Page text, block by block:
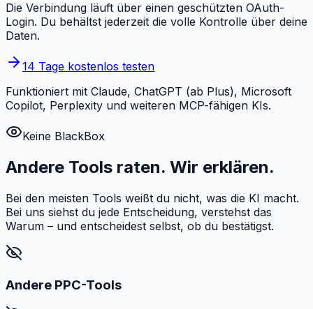
Die Verbindung läuft über einen geschützten OAuth-
Login. Du behältst jederzeit die volle Kontrolle über deine
Daten.
14 Tage kostenlos testen
Funktioniert mit Claude, ChatGPT (ab Plus), Microsoft
Copilot, Perplexity und weiteren MCP-fähigen KIs.
Keine BlackBox
Andere Tools raten. Wir erklären.
Bei den meisten Tools weißt du nicht, was die KI macht.
Bei uns siehst du jede Entscheidung, verstehst das
Warum – und entscheidest selbst, ob du bestätigst.
Andere PPC-Tools